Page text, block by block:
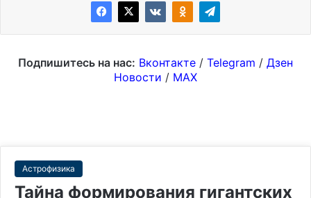
Подпишитесь на нас: Вконтакте / Telegram / Дзен
Новости / MAX